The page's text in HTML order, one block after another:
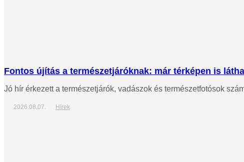
Fontos újítás a természetjáróknak: már térképen is
Jó hír érkezett a természetjárók, vadászok és természetfotósok
2026.08.07. Hírek